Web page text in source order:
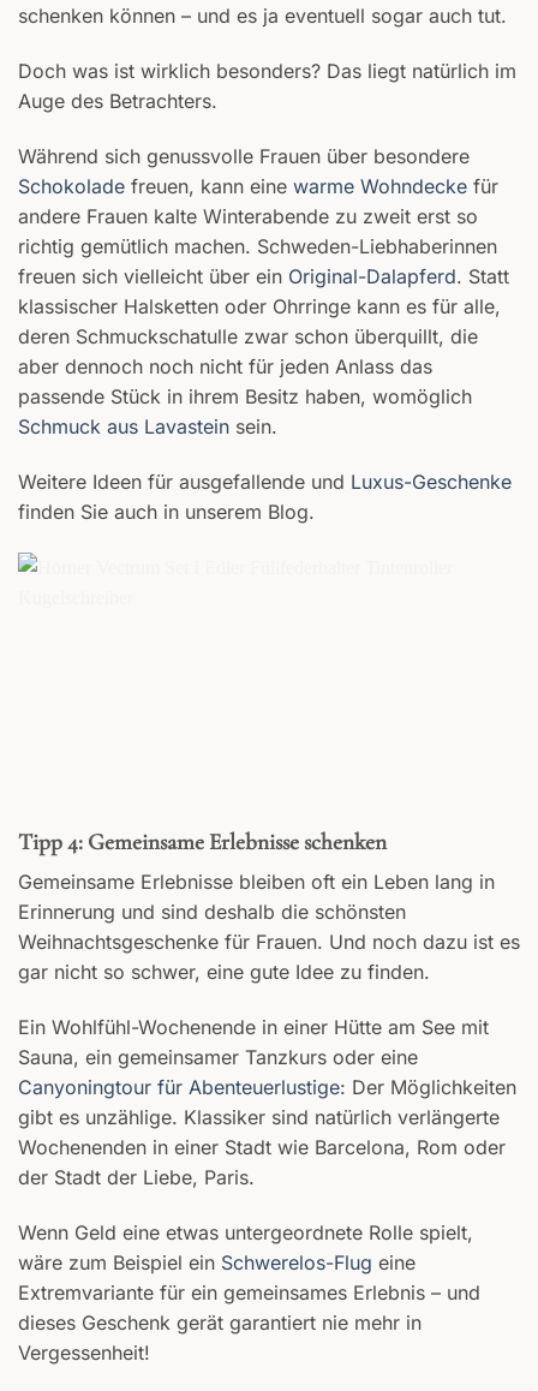
schenken können – und es ja eventuell sogar auch tut.
Doch was ist wirklich besonders? Das liegt natürlich im
Auge des Betrachters.
Während sich genussvolle Frauen über besondere
Schokolade freuen, kann eine warme Wohndecke für
andere Frauen kalte Winterabende zu zweit erst so
richtig gemütlich machen. Schweden-Liebhaberinnen
freuen sich vielleicht über ein Original-Dalapferd. Statt
klassischer Halsketten oder Ohrringe kann es für alle,
deren Schmuckschatulle zwar schon überquillt, die
aber dennoch noch nicht für jeden Anlass das
passende Stück in ihrem Besitz haben, womöglich
Schmuck aus Lavastein sein.
Weitere Ideen für ausgefallende und Luxus-Geschenke
finden Sie auch in unserem Blog.
Tipp 4: Gemeinsame Erlebnisse schenken
Gemeinsame Erlebnisse bleiben oft ein Leben lang in
Erinnerung und sind deshalb die schönsten
Weihnachtsgeschenke für Frauen. Und noch dazu ist es
gar nicht so schwer, eine gute Idee zu finden.
Ein Wohlfühl-Wochenende in einer Hütte am See mit
Sauna, ein gemeinsamer Tanzkurs oder eine
Canyoningtour für Abenteuerlustige: Der Möglichkeiten
gibt es unzählige. Klassiker sind natürlich verlängerte
Wochenenden in einer Stadt wie Barcelona, Rom oder
der Stadt der Liebe, Paris.
Wenn Geld eine etwas untergeordnete Rolle spielt,
wäre zum Beispiel ein Schwerelos-Flug eine
Extremvariante für ein gemeinsames Erlebnis – und
dieses Geschenk gerät garantiert nie mehr in
Vergessenheit!